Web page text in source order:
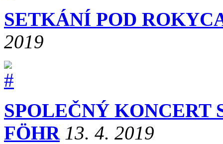
SETKÁNÍ POD
2019
SPOLEČNÝ KONCERT
FÖHR 13. 4. 2019